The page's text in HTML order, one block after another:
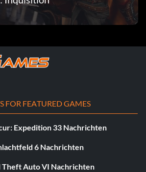
FOR FEATURED GAMES
Expedition 33 Nachrichten
6 Nachrichten
Theft Auto VI Nachrichten